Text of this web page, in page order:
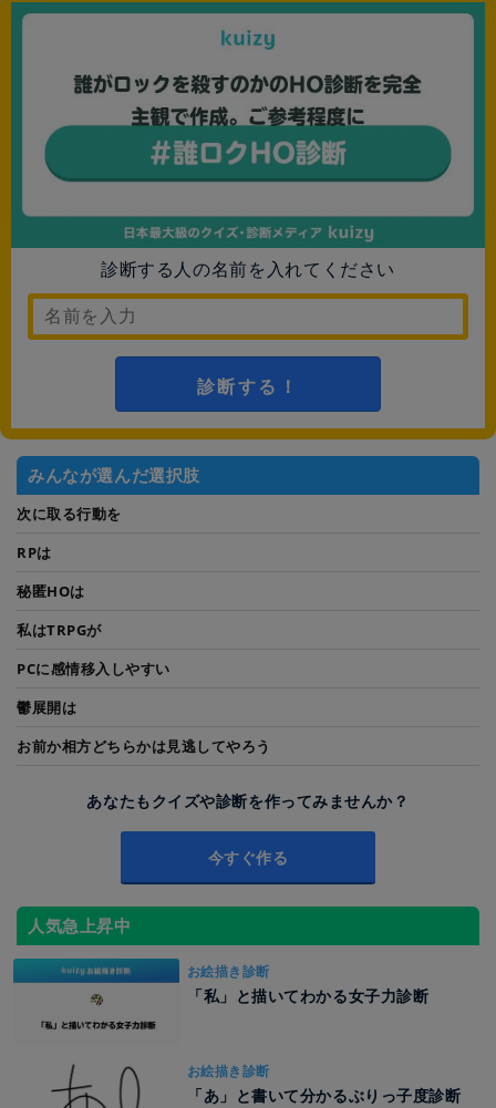
診断する人の名前を入れてください
診断する！
みんなが選んだ選択肢
次に取る行動を
RPは
秘匿HOは
私はTRPGが
PCに感情移入しやすい
鬱展開は
お前か相方どちらかは見逃してやろう
あなたもクイズや診断を作ってみませんか？
今すぐ作る
人気急上昇中
お絵描き診断
「私」と描いてわかる女子力診断
お絵描き診断
「あ」と書いて分かるぶりっ子度診断